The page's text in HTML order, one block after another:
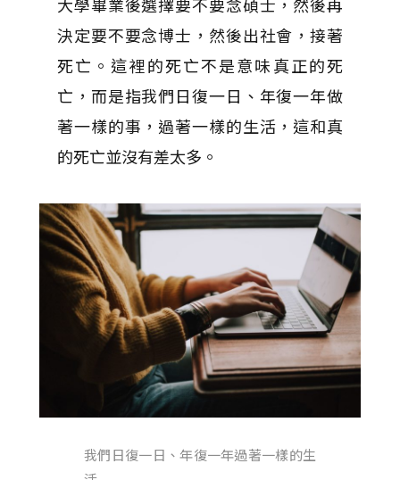
決定要不要念博士，然後出社會，接著
死亡。這裡的死亡不是意味真正的死
亡，而是指我們日復一日、年復一年做
著一樣的事，過著一樣的生活，這和真
的死亡並沒有差太多。
我們日復一日、年復一年過著一樣的生